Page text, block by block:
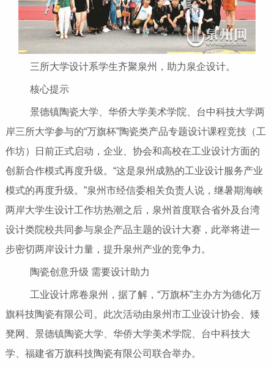
三所大学设计系学生齐聚泉州，助力泉企设计。
核心提示
景德镇陶瓷大学、华侨大学美术学院、台中科技大学两
岸三所大学参与的“万旗杯”陶瓷类产品专题设计课程竞技（工
作坊）日前正式启动，企业、协会和高校在工业设计方面的
创新合作模式再度升级。“这是泉州成熟的工业设计服务产业
模式的再度升级。”泉州市经信委相关负责人说，继暑期海峡
两岸大学生设计工作坊热潮之后，泉州首度联合省外及台湾
设计类院校共同参与泉企产品主题的设计大赛，此举将进一
步密切两岸设计力量，提升泉州产业的竞争力。
陶瓷创意升级 需要设计助力
工业设计席卷泉州，据了解，“万旗杯”主办方为德化万
旗科技陶瓷有限公司。此次活动由泉州市工业设计协会、矮
凳网、景德镇陶瓷大学、华侨大学美术学院、台中科技大
学、福建省万旗科技陶瓷有限公司联合举办。